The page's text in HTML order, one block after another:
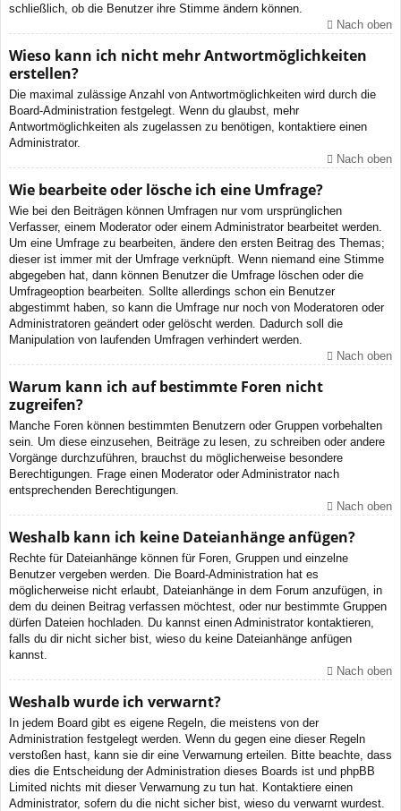
schließlich, ob die Benutzer ihre Stimme ändern können.
Nach oben
Wieso kann ich nicht mehr Antwortmöglichkeiten
erstellen?
Die maximal zulässige Anzahl von Antwortmöglichkeiten wird durch die
Board-Administration festgelegt. Wenn du glaubst, mehr
Antwortmöglichkeiten als zugelassen zu benötigen, kontaktiere einen
Administrator.
Nach oben
Wie bearbeite oder lösche ich eine Umfrage?
Wie bei den Beiträgen können Umfragen nur vom ursprünglichen
Verfasser, einem Moderator oder einem Administrator bearbeitet werden.
Um eine Umfrage zu bearbeiten, ändere den ersten Beitrag des Themas;
dieser ist immer mit der Umfrage verknüpft. Wenn niemand eine Stimme
abgegeben hat, dann können Benutzer die Umfrage löschen oder die
Umfrageoption bearbeiten. Sollte allerdings schon ein Benutzer
abgestimmt haben, so kann die Umfrage nur noch von Moderatoren oder
Administratoren geändert oder gelöscht werden. Dadurch soll die
Manipulation von laufenden Umfragen verhindert werden.
Nach oben
Warum kann ich auf bestimmte Foren nicht
zugreifen?
Manche Foren können bestimmten Benutzern oder Gruppen vorbehalten
sein. Um diese einzusehen, Beiträge zu lesen, zu schreiben oder andere
Vorgänge durchzuführen, brauchst du möglicherweise besondere
Berechtigungen. Frage einen Moderator oder Administrator nach
entsprechenden Berechtigungen.
Nach oben
Weshalb kann ich keine Dateianhänge anfügen?
Rechte für Dateianhänge können für Foren, Gruppen und einzelne
Benutzer vergeben werden. Die Board-Administration hat es
möglicherweise nicht erlaubt, Dateianhänge in dem Forum anzufügen, in
dem du deinen Beitrag verfassen möchtest, oder nur bestimmte Gruppen
dürfen Dateien hochladen. Du kannst einen Administrator kontaktieren,
falls du dir nicht sicher bist, wieso du keine Dateianhänge anfügen
kannst.
Nach oben
Weshalb wurde ich verwarnt?
In jedem Board gibt es eigene Regeln, die meistens von der
Administration festgelegt werden. Wenn du gegen eine dieser Regeln
verstoßen hast, kann sie dir eine Verwarnung erteilen. Bitte beachte, dass
dies die Entscheidung der Administration dieses Boards ist und phpBB
Limited nichts mit dieser Verwarnung zu tun hat. Kontaktiere einen
Administrator, sofern du die nicht sicher bist, wieso du verwarnt wurdest.